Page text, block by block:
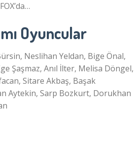
Oyuncular
Neslihan Yeldan, Bige Önal,
Şaşmaz, Anıl İlter, Melisa Döngel,
Sitare Akbaş, Başak
Aytekin, Sarp Bozkurt, Dorukhan